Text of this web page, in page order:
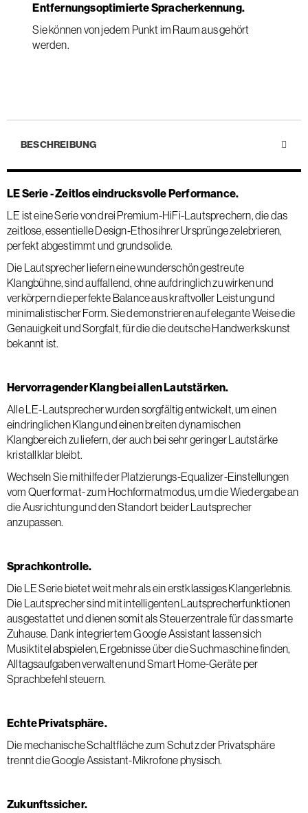
Entfernungsoptimierte Spracherkennung.
Sie können von jedem Punkt im Raum aus gehört
werden.
BESCHREIBUNG
LE Serie - Zeitlos eindrucksvolle Performance.
LE ist eine Serie von drei Premium-HiFi-Lautsprechern, die das
zeitlose, essentielle Design-Ethos ihrer Ursprünge zelebrieren,
perfekt abgestimmt und grundsolide.
Die Lautsprecher liefern eine wunderschön gestreute
Klangbühne, sind auffallend, ohne aufdringlich zu wirken und
verkörpern die perfekte Balance aus kraftvoller Leistung und
minimalistischer Form. Sie demonstrieren auf elegante Weise die
Genauigkeit und Sorgfalt, für die die deutsche Handwerkskunst
bekannt ist.
Hervorragender Klang bei allen Lautstärken.
Alle LE-Lautsprecher wurden sorgfältig entwickelt, um einen
eindringlichen Klang und einen breiten dynamischen
Klangbereich zu liefern, der auch bei sehr geringer Lautstärke
kristallklar bleibt.
Wechseln Sie mithilfe der Platzierungs-Equalizer-Einstellungen
vom Querformat- zum Hochformatmodus, um die Wiedergabe an
die Ausrichtung und den Standort beider Lautsprecher
anzupassen.
Sprachkontrolle.
Die LE Serie bietet weit mehr als ein erstklassiges Klangerlebnis.
Die Lautsprecher sind mit intelligenten Lautsprecherfunktionen
ausgestattet und dienen somit als Steuerzentrale für das smarte
Zuhause. Dank integriertem Google Assistant lassen sich
Musiktitel abspielen, Ergebnisse über die Suchmaschine finden,
Alltagsaufgaben verwalten und Smart Home-Geräte per
Sprachbefehl steuern.
Echte Privatsphäre.
Die mechanische Schaltfläche zum Schutz der Privatsphäre
trennt die Google Assistant-Mikrofone physisch.
Zukunftssicher.